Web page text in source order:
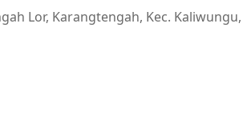
Lor, Karangtengah, Kec. Kaliwungu,